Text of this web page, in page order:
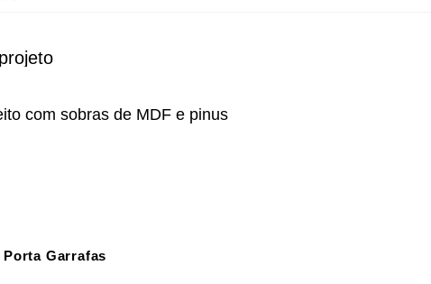
com sobras de MDF e pinus
Porta Garrafas